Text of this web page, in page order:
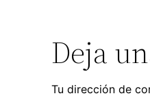
Deja
Tu dirección de